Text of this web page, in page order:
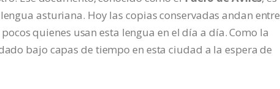
asturiana. Hoy las copias conservadas andan entre
quienes usan esta lengua en el día a día. Como la
bajo capas de tiempo en esta ciudad a la espera de